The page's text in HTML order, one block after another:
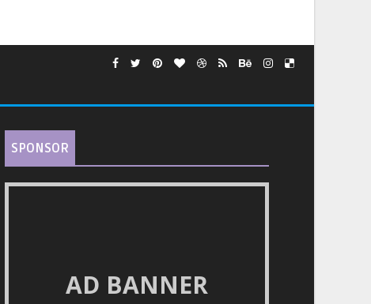
SPONSOR
AD BANNER